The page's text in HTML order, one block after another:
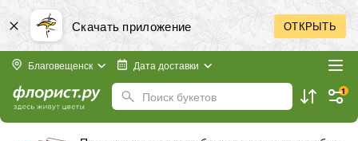
Скачать приложение ОТКРЫТЬ
Благовещенск Дата доставки
Поиск букетов 1